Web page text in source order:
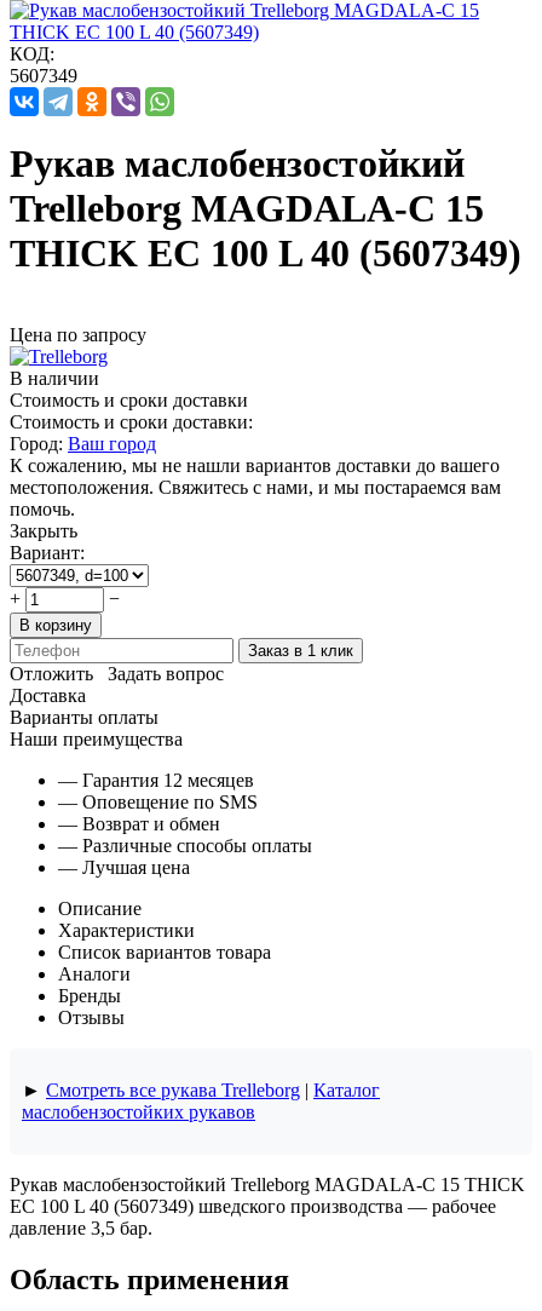
КОД:
5607349
Рукав маслобензостойкий
Trelleborg MAGDALA-C 15
THICK EC 100 L 40 (5607349)
Цена по запросу
В наличии
Стоимость и сроки доставки
Стоимость и сроки доставки:
Город: Ваш город
К сожалению, мы не нашли вариантов доставки до вашего
местоположения. Свяжитесь с нами, и мы постараемся вам
помочь.
Закрыть
Вариант:
+ −
В корзину
Заказ в 1 клик
Отложить
Задать вопрос
Доставка
Варианты оплаты
Наши преимущества
— Гарантия 12 месяцев
— Оповещение по SMS
— Возврат и обмен
— Различные способы оплаты
— Лучшая цена
Описание
Характеристики
Список вариантов товара
Аналоги
Бренды
Отзывы
► Смотреть все рукава Trelleborg | Каталог
маслобензостойких рукавов
Рукав маслобензостойкий Trelleborg MAGDALA-C 15 THICK
EC 100 L 40 (5607349) шведского производства — рабочее
давление 3,5 бар.
Область применения